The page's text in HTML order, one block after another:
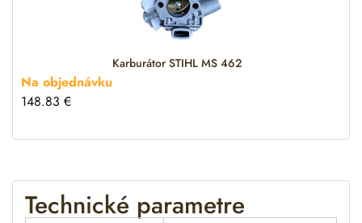
Karburátor STIHL MS 462
Na objednávku
148.83 €
Technické parametre